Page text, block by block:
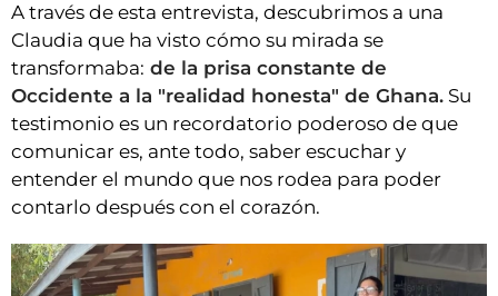
A través de esta entrevista, descubrimos a una
Claudia que ha visto cómo su mirada se
transformaba: de la prisa constante de
Occidente a la "realidad honesta" de Ghana. Su
testimonio es un recordatorio poderoso de que
comunicar es, ante todo, saber escuchar y
entender el mundo que nos rodea para poder
contarlo después con el corazón.